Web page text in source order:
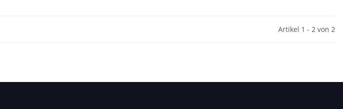
Artikel 1 - 2 von 2